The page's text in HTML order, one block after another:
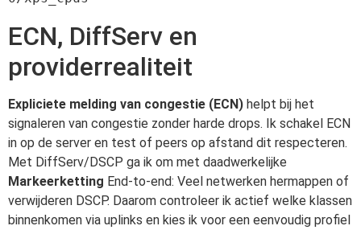
ECN, DiffServ en
providerrealiteit
Expliciete melding van congestie (ECN) helpt bij het
signaleren van congestie zonder harde drops. Ik schakel ECN
in op de server en test of peers op afstand dit respecteren.
Met DiffServ/DSCP ga ik om met daadwerkelijke
Markeerketting End-to-end: Veel netwerken hermappen of
verwijderen DSCP. Daarom controleer ik actief welke klassen
binnenkomen via uplinks en kies ik voor een eenvoudig profiel